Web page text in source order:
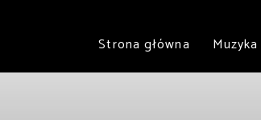
Strona główna Muzyka